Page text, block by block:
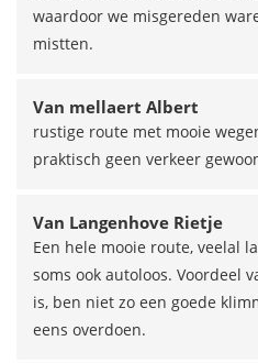
waardoor we misgereden
mistten.
Van mellaert Albert
rustige route met mooie
praktisch geen verkeer
Van Langenhove Rietje
Een hele mooie route, veelal
soms ook autoloos. Voordeel
is, ben niet zo een goede
eens overdoen.